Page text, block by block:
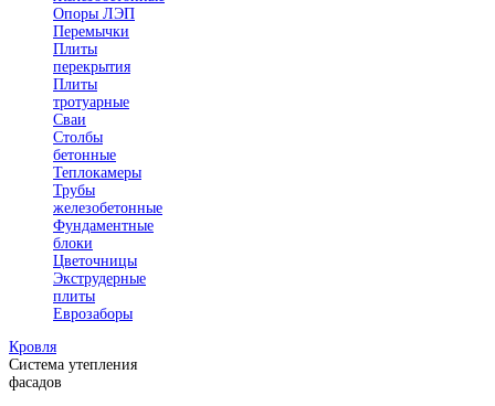
Опоры ЛЭП
Перемычки
Плиты
перекрытия
Плиты
тротуарные
Сваи
Столбы
бетонные
Теплокамеры
Трубы
железобетонные
Фундаментные
блоки
Цветочницы
Экструдерные
плиты
Еврозаборы
Кровля
Система утепления
фасадов